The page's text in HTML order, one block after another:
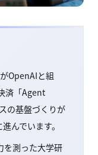
OpenAIと組
済「Agent
の基盤づくりが
んでいます。
を測った大学研